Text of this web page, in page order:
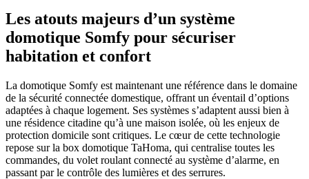
Les atouts majeurs d’un système
domotique Somfy pour sécuriser
habitation et confort
La domotique Somfy est maintenant une référence dans le domaine
de la sécurité connectée domestique, offrant un éventail d’options
adaptées à chaque logement. Ses systèmes s’adaptent aussi bien à
une résidence citadine qu’à une maison isolée, où les enjeux de
protection domicile sont critiques. Le cœur de cette technologie
repose sur la box domotique TaHoma, qui centralise toutes les
commandes, du volet roulant connecté au système d’alarme, en
passant par le contrôle des lumières et des serrures.